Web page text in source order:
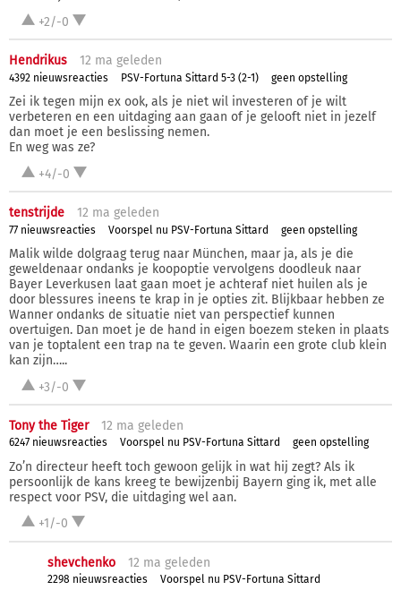
+2/-0
Hendrikus 12 ma geleden
4392 nieuwsreacties PSV-Fortuna Sittard 5-3 (2-1) geen opstelling
Zei ik tegen mijn ex ook, als je niet wil investeren of je wilt
verbeteren en een uitdaging aan gaan of je gelooft niet in jezelf
dan moet je een beslissing nemen.
En weg was ze?
+4/-0
tenstrijde 12 ma geleden
77 nieuwsreacties Voorspel nu PSV-Fortuna Sittard geen opstelling
Malik wilde dolgraag terug naar München, maar ja, als je die
geweldenaar ondanks je koopoptie vervolgens doodleuk naar
Bayer Leverkusen laat gaan moet je achteraf niet huilen als je
door blessures ineens te krap in je opties zit. Blijkbaar hebben ze
Wanner ondanks de situatie niet van perspectief kunnen
overtuigen. Dan moet je de hand in eigen boezem steken in plaats
van je toptalent een trap na te geven. Waarin een grote club klein
kan zijn…..
+3/-0
Tony the Tiger 12 ma geleden
6247 nieuwsreacties Voorspel nu PSV-Fortuna Sittard geen opstelling
Zo’n directeur heeft toch gewoon gelijk in wat hij zegt? Als ik
persoonlijk de kans kreeg te bewijzenbij Bayern ging ik, met alle
respect voor PSV, die uitdaging wel aan.
+1/-0
shevchenko 12 ma geleden
2298 nieuwsreacties Voorspel nu PSV-Fortuna Sittard